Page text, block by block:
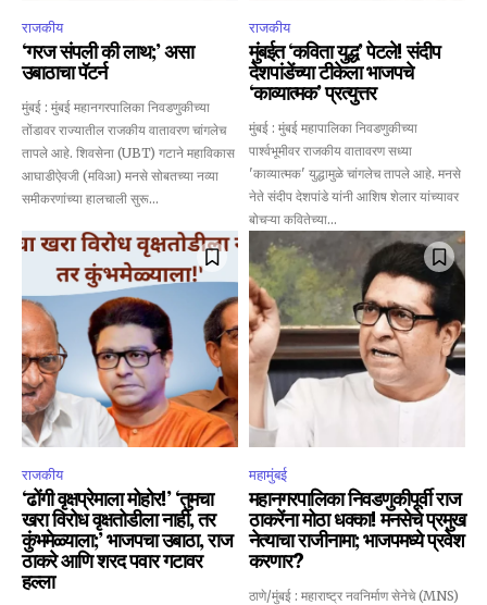
राजकीय
‘गरज संपली की लाथ;’ असा
उबाठाचा पॅटर्न
मुंबई : मुंबई महानगरपालिका निवडणुकीच्या
तोंडावर राज्यातील राजकीय वातावरण चांगलेच
तापले आहे. शिवसेना (UBT) गटाने महाविकास
आघाडीऐवजी (मविआ) मनसे सोबतच्या नव्या
समीकरणांच्या हालचाली सुरू...
राजकीय
मुंबईत ‘कविता युद्ध’ पेटले! संदीप
देशपांडेंच्या टीकेला भाजपचे
‘काव्यात्मक’ प्रत्युत्तर
मुंबई : मुंबई महापालिका निवडणुकीच्या
पार्श्वभूमीवर राजकीय वातावरण सध्या
'काव्यात्मक' युद्धामुळे चांगलेच तापले आहे. मनसे
नेते संदीप देशपांडे यांनी आशिष शेलार यांच्यावर
बोचऱ्या कवितेच्या...
राजकीय
‘ढोंगी वृक्षप्रेमाला मोहोर!’ ‘तुमचा
खरा विरोध वृक्षतोडीला नाही, तर
कुंभमेळ्याला;’ भाजपचा उबाठा, राज
ठाकरे आणि शरद पवार गटावर
हल्ला
महामुंबई
महानगरपालिका निवडणुकीपूर्वी राज
ठाकरेंना मोठा धक्का! मनसेचे प्रमुख
नेत्याचा राजीनामा; भाजपमध्ये प्रवेश
करणार?
ठाणे/मुंबई : महाराष्ट्र नवनिर्माण सेनेचे (MNS)